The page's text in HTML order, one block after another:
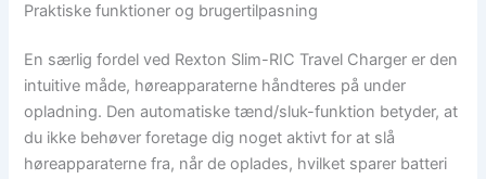
Praktiske funktioner og brugertilpasning
En særlig fordel ved Rexton Slim-RIC Travel Charger er den
intuitive måde, høreapparaterne håndteres på under
opladning. Den automatiske tænd/sluk-funktion betyder, at
du ikke behøver foretage dig noget aktivt for at slå
høreapparaterne fra, når de oplades, hvilket sparer batteri